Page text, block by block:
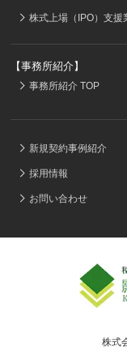
株式上場（IPO）支援
【事務所紹介】
事務所紹介 TOP
新規契約事例紹介
採用情報
お問い合わせ
株式